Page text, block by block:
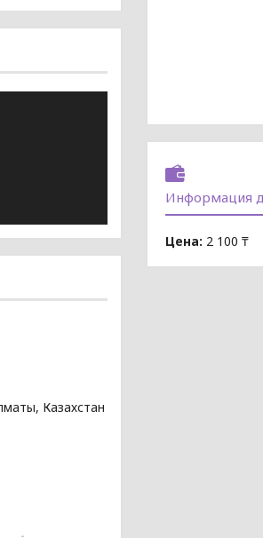
Информация
Цена: 2 100 ₸
Казахстан